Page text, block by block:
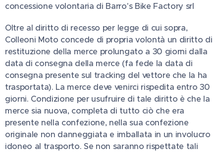
concessione volontaria di Barro's Bike Factory srl
Oltre al diritto di recesso per legge di cui sopra,
Colleoni Moto concede di propria volontà un diritto di
restituzione della merce prolungato a 30 giorni dalla
data di consegna della merce (fa fede la data di
consegna presente sul tracking del vettore che la ha
trasportata). La merce deve venirci rispedita entro 30
giorni. Condizione per usufruire di tale diritto è che la
merce sia nuova, completa di tutto ciò che era
presente nella confezione, nella sua confezione
originale non danneggiata e imballata in un involucro
idoneo al trasporto. Se non saranno rispettate tali